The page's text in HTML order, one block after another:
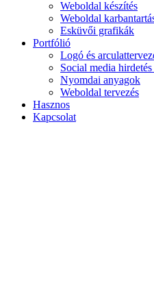
Weboldal készítés
Weboldal
Esküvői grafikák
Portfólió
Logó és
Social media
Nyomdai anyagok
Weboldal tervezés
Hasznos
Kapcsolat